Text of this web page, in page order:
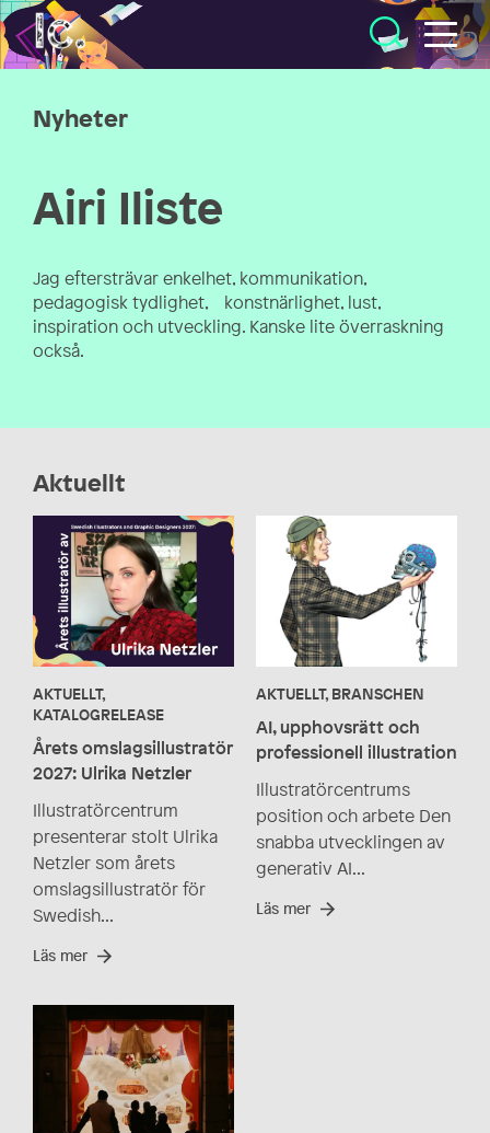
Illustratörcentrum
Nyheter
Airi Iliste
Jag eftersträvar enkelhet, kommunikation,
pedagogisk tydlighet, konstnärlighet, lust,
inspiration och utveckling. Kanske lite överraskning
också.
Aktuellt
AKTUELLT,
KATALOGRELEASE
Årets omslagsillustratör
2027: Ulrika Netzler
Illustratörcentrum
presenterar stolt Ulrika
Netzler som årets
omslagsillustratör för
Swedish...
Läs mer
AKTUELLT, BRANSCHEN
AI, upphovsrätt och
professionell illustration
Illustratörcentrums
position och arbete Den
snabba utvecklingen av
generativ AI...
Läs mer